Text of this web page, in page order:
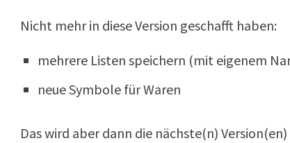
Nicht mehr in diese Version geschafft haben:
mehrere Listen speichern (mit eigenem
neue Symbole für Waren
Das wird aber dann die nächste(n)